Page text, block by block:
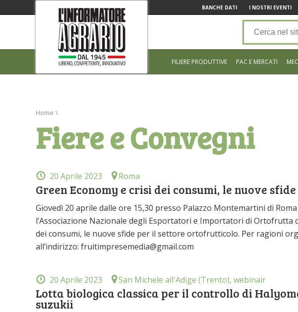
BANCHE DATI I NOSTRI EVENTI
FILIERE PRODUTTIVE PAC E MERCATI
Home \
Fiere e Convegni
20 Aprile 2023 Roma
Green Economy e crisi dei consumi, le nuove
Giovedì 20 aprile dalle ore 15,30 presso Palazzo Montemartini di
l’Associazione Nazionale degli Esportatori e Importatori di Ortofrutta
dei consumi, le nuove sfide per il settore ortofrutticolo. Per ragioni
all’indirizzo: fruitimpresemedia@gmail.com
20 Aprile 2023 San Michele all'Adige (Trento), webinair
Lotta biologica classica per il controllo di
suzukii